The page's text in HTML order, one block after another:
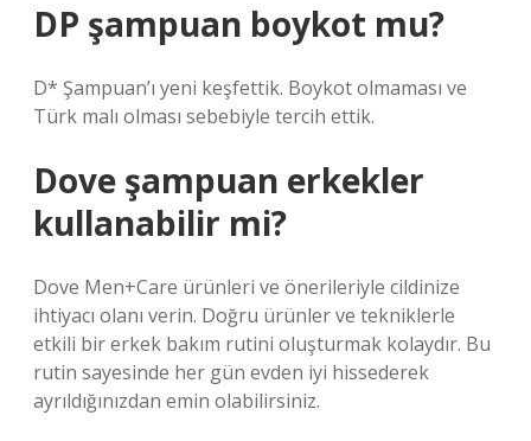
DP şampuan boykot mu?
D* Şampuan’ı yeni keşfettik. Boykot olmaması ve
Türk malı olması sebebiyle tercih ettik.
Dove şampuan erkekler
kullanabilir mi?
Dove Men+Care ürünleri ve önerileriyle cildinize
ihtiyacı olanı verin. Doğru ürünler ve tekniklerle
etkili bir erkek bakım rutini oluşturmak kolaydır. Bu
rutin sayesinde her gün evden iyi hissederek
ayrıldığınızdan emin olabilirsiniz.